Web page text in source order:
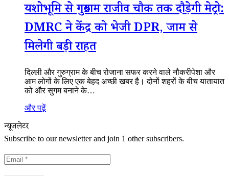
यशोभूमि से गुरुग्राम राजीव चौक तक दौड़ेगी मेट्रो:
DMRC ने केंद्र को भेजी DPR, जाम से
मिलेगी बड़ी राहत
दिल्ली और गुरुग्राम के बीच रोजाना सफर करने वाले नौकरीपेशा और
आम लोगों के लिए एक बेहद अच्छी खबर है। दोनों शहरों के बीच यातायात
को और सुगम बनाने के…
और पढ़ें
न्यूजलेटर
Subscribe to our newsletter and join 1 other subscribers.